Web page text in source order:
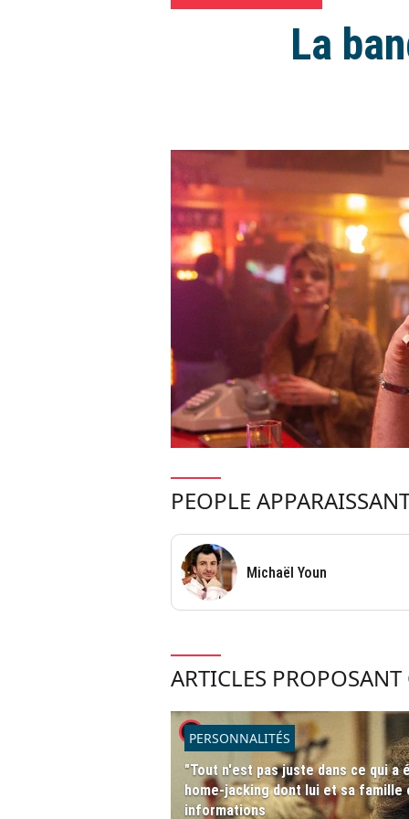
La
PEOPLE
Michaël Youn
ARTICLES
player2
PERSONNALITÉS
"Tout n'est pas juste dans ce qui a
home-jacking dont lui et sa
informations